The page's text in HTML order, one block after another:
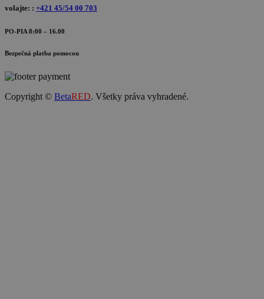
volajte: : +421 45/54 00 703
PO-PIA 8:00 – 16.00
Bezpečná platba pomocou
Copyright © BetaRED. Všetky práva vyhradené.